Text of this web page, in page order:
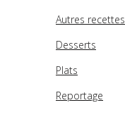
Autres recettes
Desserts
Plats
Reportage